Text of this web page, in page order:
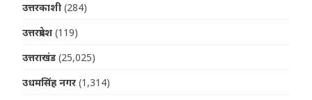
उत्तरकाशी (284)
उत्तरप्रदेश (119)
उत्तराखंड (25,025)
उधमसिंह नगर (1,314)